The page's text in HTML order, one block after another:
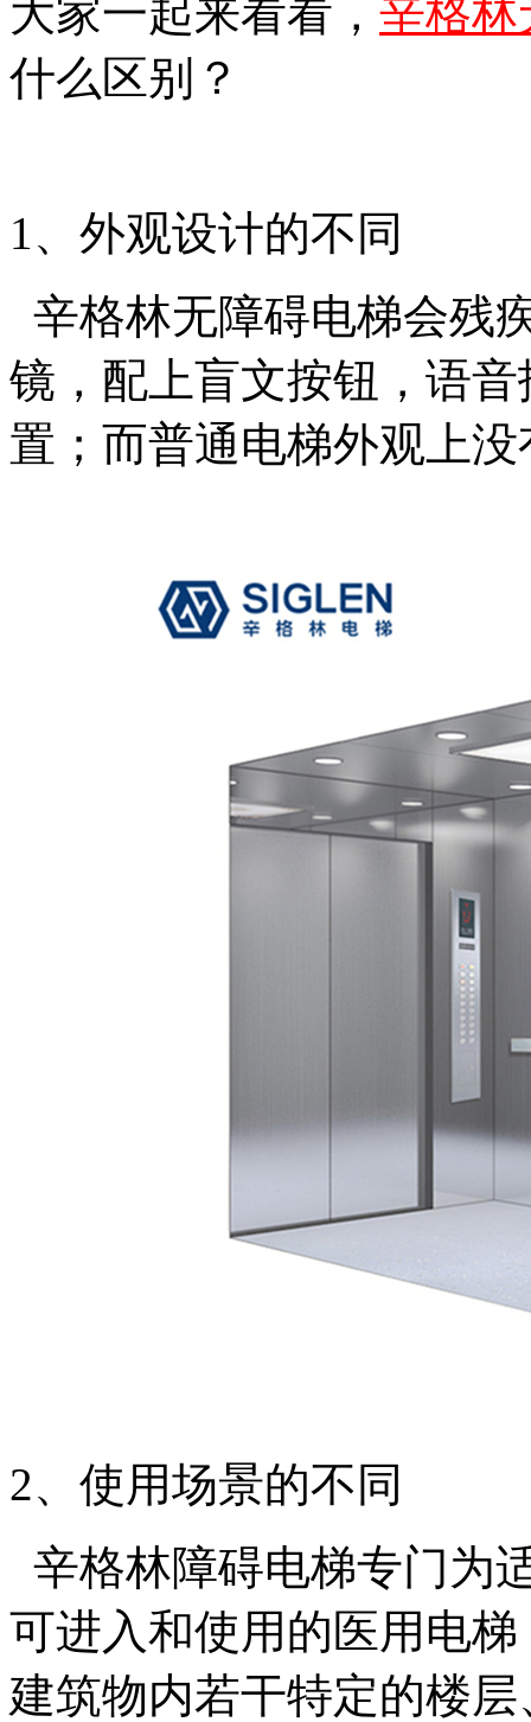
大家一起来看看， 辛格林
什么区别？
1、外观设计的不同
辛格林无障碍电梯会残
镜，配上盲文按钮，语
置；而普通电梯外观上
2、使用场景的不同
辛格林障碍电梯专门为
可进入和使用的医用电
建筑物内若干特定的楼